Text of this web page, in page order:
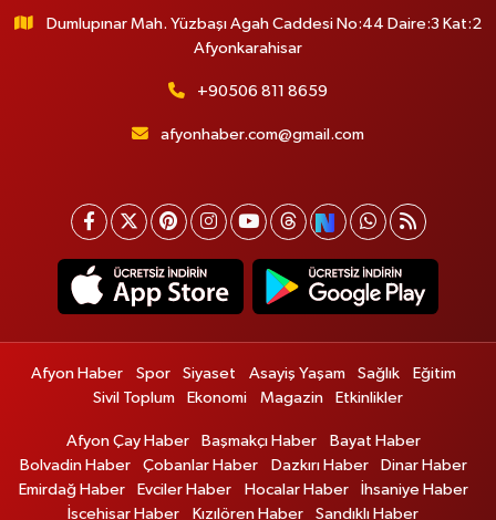
Dumlupınar Mah. Yüzbaşı Agah Caddesi No:44 Daire:3 Kat:2
Afyonkarahisar
+90506 811 8659
afyonhaber.com@gmail.com
Afyon Haber Spor Siyaset Asayiş Yaşam Sağlık
Eğitim
Sivil Toplum
Ekonomi Magazin Etkinlikler
Afyon Çay Haber Başmakçı Haber
Bayat Haber
Bolvadin Haber
Çobanlar Haber Dazkırı Haber
Dinar Haber
Emirdağ Haber
Evciler Haber Hocalar Haber
İhsaniye Haber
İscehisar Haber
Kızılören Haber Sandıklı Haber